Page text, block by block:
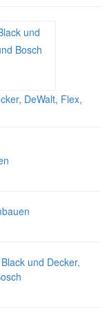
DeWalt, Flex,
und Decker,